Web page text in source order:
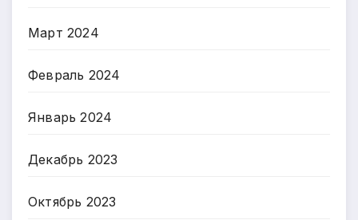
Март 2024
Февраль 2024
Январь 2024
Декабрь 2023
Октябрь 2023